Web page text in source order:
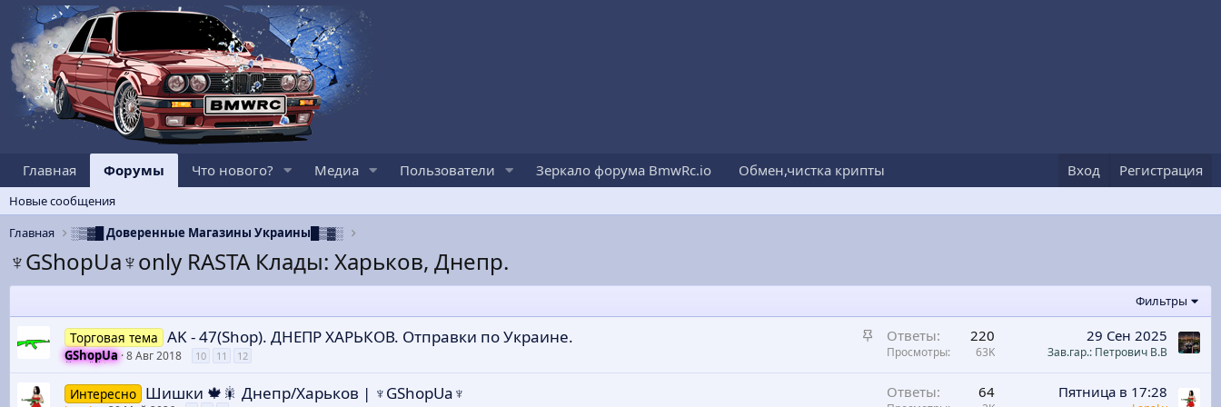
Главная Форумы Что нового? Медиа Пользователи Зеркало форума BmwRc.io Обмен,чистка крипты Вход Регистрация
Новые сообщения
Главная
░▒▓█ Доверенные Магазины Украины█▒▓░
♆GShopUa♆only RASTA Клады: Харьков, Днепр.
Фильтры
З
Торговая тема AK - 47(Shop). ДНЕПР ХАРЬКОВ. Отправки по Украине.
GShopUa 8 Авг 2018 10 11 12
Ответы 220
Просмотры 63K
29 Сен 2025
Зав.гар.: Петрович В.В
Интересно Шишки 🍁🎇 Днепр/Харьков | ♆GShopUa♆ Ответы 64 Пятница в 17:28